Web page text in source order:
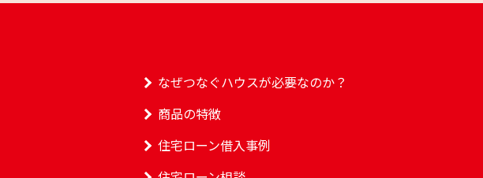
なぜつなぐハウスが必要なのか？
商品の特徴
住宅ローン借入事例